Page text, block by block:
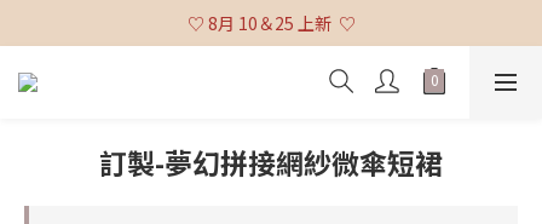
♡ 全館消費滿 $3,000 免運 (不含貨到付款及海外配送) ♡
♡ 8月 10＆25 上新  ♡
♡ 全館消費滿 $3,000 免運 (不含貨到付款及海外配送) ♡
訂製-夢幻拼接網紗微傘短裙